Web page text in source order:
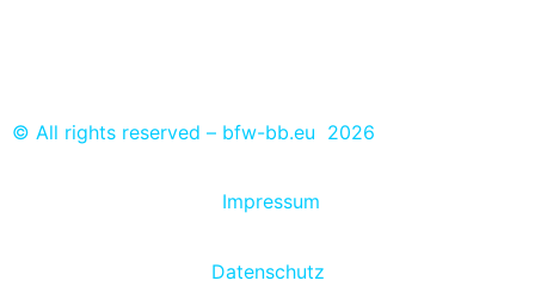
© All rights reserved – bfw-bb.eu 2026
Impressum
Datenschutz